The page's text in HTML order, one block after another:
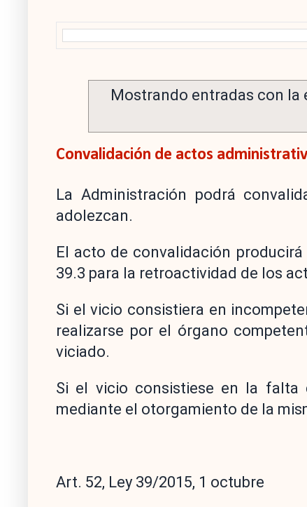
Mostrando entradas con la
Convalidación de actos
La Administración podrá
adolezcan.
El acto de convalidación
39.3 para la retroactividad de los
Si el vicio consistiera en
realizarse por el órgano
viciado.
Si el vicio consistiese en la falta
mediante el otorgamiento de la
Art. 52, Ley 39/2015, 1 octubre